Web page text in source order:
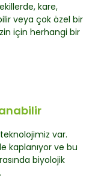
kare,
veya çok özel bir
için herhangi bir
var.
kaplanıyor ve bu
biyolojik